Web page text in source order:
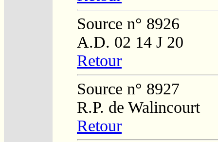
Source n° 8926
A.D. 02 14 J 20
Retour
Source n° 8927
R.P. de Walincourt
Retour